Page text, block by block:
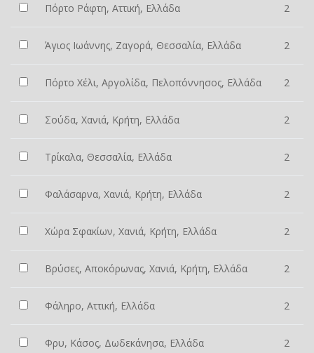
Πόρτο Ράφτη, Αττική, Ελλάδα 2
Άγιος Ιωάννης, Ζαγορά, Θεσσαλία, Ελλάδα 2
Πόρτο Χέλι, Αργολίδα, Πελοπόννησος, Ελλάδα 2
Σούδα, Χανιά, Κρήτη, Ελλάδα 2
Τρίκαλα, Θεσσαλία, Ελλάδα 2
Φαλάσαρνα, Χανιά, Κρήτη, Ελλάδα 2
Χώρα Σφακίων, Χανιά, Κρήτη, Ελλάδα 2
Βρύσες, Αποκόρωνας, Χανιά, Κρήτη, Ελλάδα 2
Φάληρο, Αττική, Ελλάδα 2
Φρυ, Κάσος, Δωδεκάνησα, Ελλάδα 2